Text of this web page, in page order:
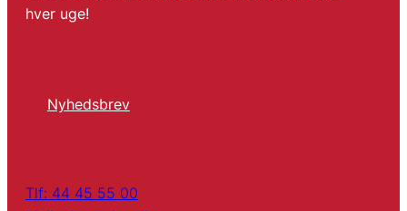
hver uge!
Nyhedsbrev
Tlf: 44 45 55 00